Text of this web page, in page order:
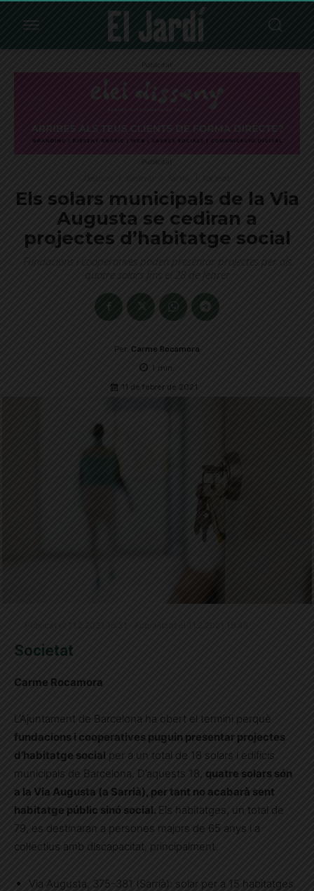
Publicitat
Publicitat
Els solars municipals de la Via
Augusta se cediran a
projectes d’habitatge social
Fundacions i cooperatives poden presentar projectes per als
quatre solars fins el 28 de febrer
Per Carme Rocamora
1 min.
11 de febrer de 2021
Societat
Carme Rocamora
L’Ajuntament de Barcelona ha obert el termini perquè
fundacions i cooperatives puguin presentar projectes
d’habitatge social per a un total de 18 solars i edificis
municipals de Barcelona. D’aquests 18, quatre solars són
a la Via Augusta (a Sarrià), per tant no acabarà sent
habitatge públic sinó social. Els habitatges, un total de
79, es destinaran a persones majors de 65 anys i a
col·lectius amb discapacitat, principalment.
Via Augusta, 375-381 (Sarrià): solar per a 15 habitatges